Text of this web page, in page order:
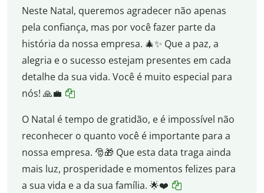
Neste Natal, queremos agradecer não apenas
pela confiança, mas por você fazer parte da
história da nossa empresa. 🎄✨ Que a paz, a
alegria e o sucesso estejam presentes em cada
detalhe da sua vida. Você é muito especial para
nós! 🙏💼
O Natal é tempo de gratidão, e é impossível não
reconhecer o quanto você é importante para a
nossa empresa. 🎅🎁 Que esta data traga ainda
mais luz, prosperidade e momentos felizes para
a sua vida e a da sua família. 🌟❤️